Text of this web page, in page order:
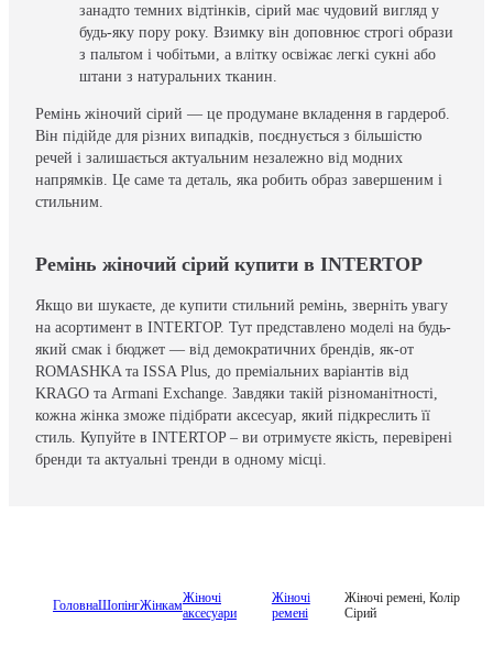
занадто темних відтінків, сірий має чудовий вигляд у
будь-яку пору року. Взимку він доповнює строгі образи
з пальтом і чобітьми, а влітку освіжає легкі сукні або
штани з натуральних тканин.
Ремінь жіночий сірий — це продумане вкладення в гардероб.
Він підійде для різних випадків, поєднується з більшістю
речей і залишається актуальним незалежно від модних
напрямків. Це саме та деталь, яка робить образ завершеним і
стильним.
Ремінь жіночий сірий купити в INTERTOP
Якщо ви шукаєте, де купити стильний ремінь, зверніть увагу
на асортимент в INTERTOP. Тут представлено моделі на будь-
який смак і бюджет — від демократичних брендів, як-от
ROMASHKA та ISSA Plus, до преміальних варіантів від
KRAGO та Armani Exchange. Завдяки такій різноманітності,
кожна жінка зможе підібрати аксесуар, який підкреслить її
стиль. Купуйте в INTERTOP – ви отримуєте якість, перевірені
бренди та актуальні тренди в одному місці.
ГоловнаШопінгЖінкамЖіночі
аксесуари
Жіночі
ремені
Жіночі ремені, Колір
Сірий